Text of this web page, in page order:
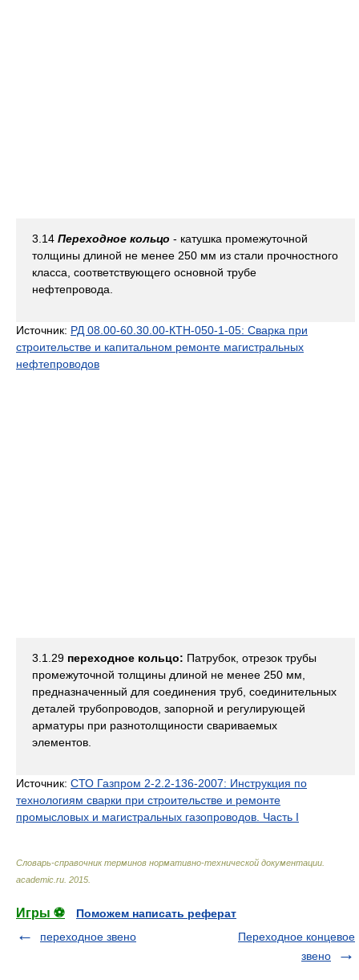
3.14 Переходное кольцо - катушка промежуточной
толщины длиной не менее 250 мм из стали прочностного
класса, соответствующего основной трубе
нефтепровода.
Источник: РД 08.00-60.30.00-КТН-050-1-05: Сварка при
строительстве и капитальном ремонте магистральных
нефтепроводов
3.1.29 переходное кольцо: Патрубок, отрезок трубы
промежуточной толщины длиной не менее 250 мм,
предназначенный для соединения труб, соединительных
деталей трубопроводов, запорной и регулирующей
арматуры при разнотолщиности свариваемых
элементов.
Источник: СТО Газпром 2-2.2-136-2007: Инструкция по
технологиям сварки при строительстве и ремонте
промысловых и магистральных газопроводов. Часть I
Словарь-справочник терминов нормативно-технической документации
academic.ru 2015
Игры ⚽
Поможем написать реферат
переходное звено
Переходное концевое
звено